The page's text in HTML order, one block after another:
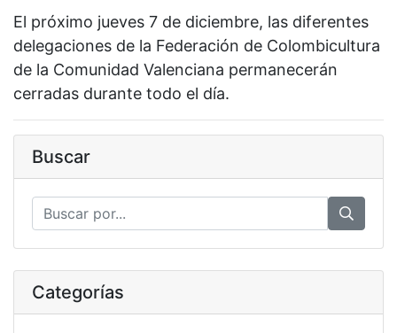
El próximo jueves 7 de diciembre, las diferentes
delegaciones de la Federación de Colombicultura
de la Comunidad Valenciana permanecerán
cerradas durante todo el día.
Buscar
Categorías